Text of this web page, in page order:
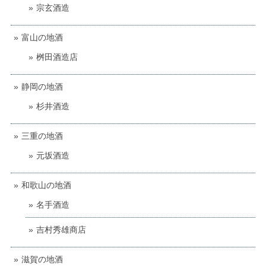
宗玄酒造
富山の地酒
桝田酒造店
静岡の地酒
杉井酒造
三重の地酒
元坂酒造
和歌山の地酒
名手酒造
吉村秀雄商店
滋賀の地酒